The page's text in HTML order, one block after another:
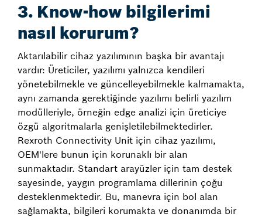
3. Know-how bilgilerimi
nasıl korurum?
Aktarılabilir cihaz yazılımının başka bir avantajı
vardır: Üreticiler, yazılımı yalnızca kendileri
yönetebilmekle ve güncelleyebilmekle kalmamakta,
aynı zamanda gerektiğinde yazılımı belirli yazılım
modülleriyle, örneğin edge analizi için üreticiye
özgü algoritmalarla genişletilebilmektedirler.
Rexroth Connectivity Unit için cihaz yazılımı,
OEM'lere bunun için korunaklı bir alan
sunmaktadır. Standart arayüzler için tam destek
sayesinde, yaygın programlama dillerinin çoğu
desteklenmektedir. Bu, manevra için bol alan
sağlamakta, bilgileri korumakta ve donanımda bir